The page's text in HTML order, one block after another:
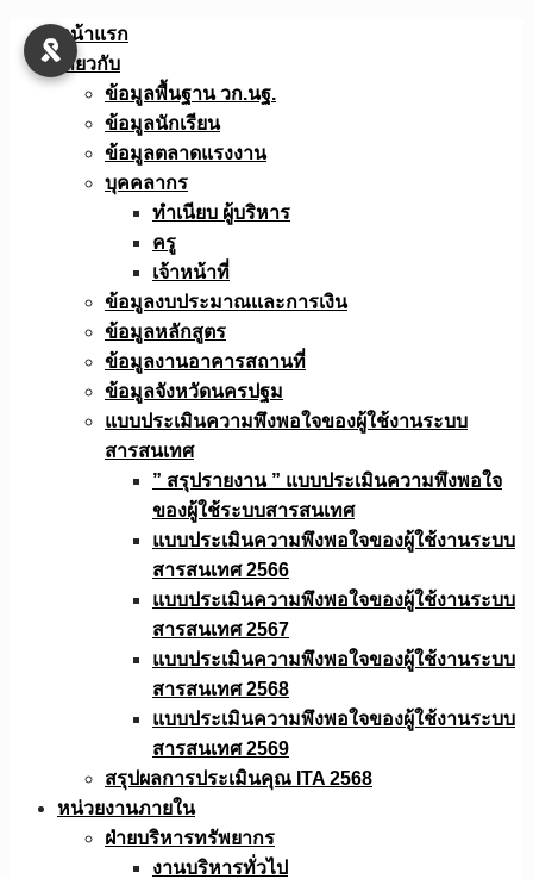
Skip
หน้าแรก
เกี่ยวกับ
ข้อมูลพื้นฐาน วก.นฐ.
ข้อมูลนักเรียน
ข้อมูลตลาดแรงงาน
บุคคลากร
ทำเนียบ ผู้บริหาร
ครู
เจ้าหน้าที่
ข้อมูลงบประมาณเเละการเงิน
ข้อมูลหลักสูตร
ข้อมูลงานอาคารสถานที่
ข้อมูลจังหวัดนครปฐม
แบบประเมินความพึงพอใจของผู้ใช้งานระบบ
สารสนเทศ
” สรุปรายงาน ” แบบประเมินความพึงพอใจ
ของผู้ใช้ระบบสารสนเทศ
แบบประเมินความพึงพอใจของผู้ใช้งานระบบ
สารสนเทศ 2566
แบบประเมินความพึงพอใจของผู้ใช้งานระบบ
สารสนเทศ 2567
แบบประเมินความพึงพอใจของผู้ใช้งานระบบ
สารสนเทศ 2568
แบบประเมินความพึงพอใจของผู้ใช้งานระบบ
สารสนเทศ 2569
สรุปผลการประเมินคุณ ITA 2568
หน่วยงานภายใน
ฝ่ายบริหารทรัพยากร
งานบริหารทั่วไป